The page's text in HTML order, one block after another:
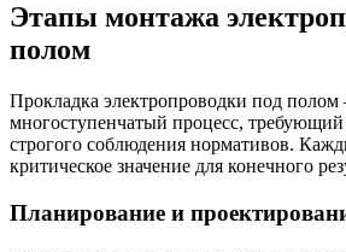
Этапы монтажа
полом
Прокладка электропроводки под полом
многоступенчатый процесс,
строгого соблюдения нормативов.
критическое значение для конечного
Планирование и